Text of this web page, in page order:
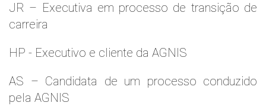
JR – Executiva em processo de transição de
carreira
HP - Executivo e cliente da AGNIS
AS – Candidata de um processo conduzido
pela AGNIS